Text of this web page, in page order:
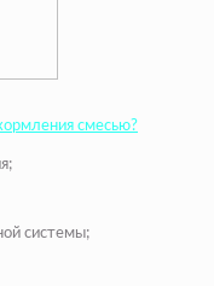
смесью?
системы;